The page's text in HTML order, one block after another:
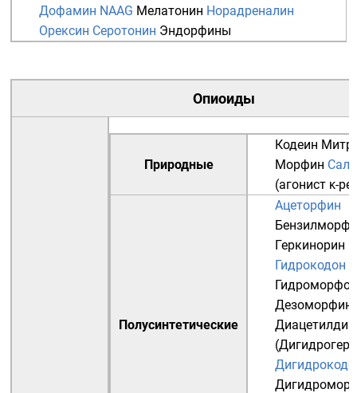
Дофамин NAAG Мелатонин Норадреналин
Орексин Серотонин Эндорфины
Опиоиды
Природные
Кодеин
Морфин
(агонист κ-
Полусинтетические
Ацеторфин
Геркинорин
Гидрокодон
Гидроморфон
Дезоморфин